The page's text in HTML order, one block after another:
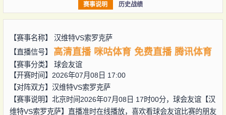
赛事说明 历史战绩
【赛事名称】 汉维特VS索罗克萨
【直播信号】
高清直播 咪咕体育 免费直播 腾讯体育
【赛事分类】 球会友谊
【开赛时间】2026年07月08日 17:00
【对阵双方】 汉维特VS索罗克萨
【赛事说明】北京时间2026年07月08日 17时00分，球会友谊【汉
维特VS索罗克萨】直播准时在线播放，喜欢看球会友谊比赛的朋友